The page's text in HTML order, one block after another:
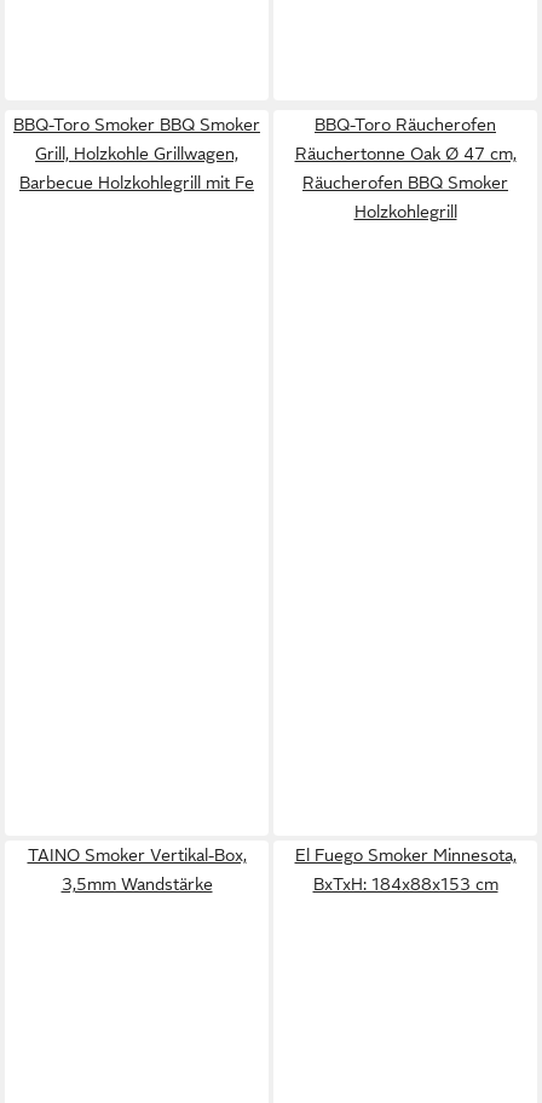
BBQ-Toro Smoker BBQ Smoker
Grill, Holzkohle Grillwagen,
Barbecue Holzkohlegrill mit Fe
BBQ-Toro Räucherofen
Räuchertonne Oak Ø 47 cm,
Räucherofen BBQ Smoker
Holzkohlegrill
TAINO Smoker Vertikal-Box,
3,5mm Wandstärke
El Fuego Smoker Minnesota,
BxTxH: 184x88x153 cm